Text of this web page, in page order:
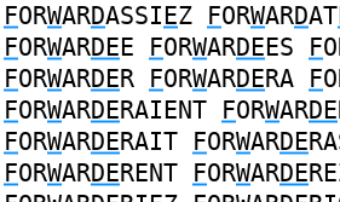
FORWARDASSIEZ FORWARDAT
FORWARDEE FORWARDEES F
FORWARDER FORWARDERA F
FORWARDERAIENT FORWARDE
FORWARDERAIT FORWARDE
FORWARDERENT FORWARDE